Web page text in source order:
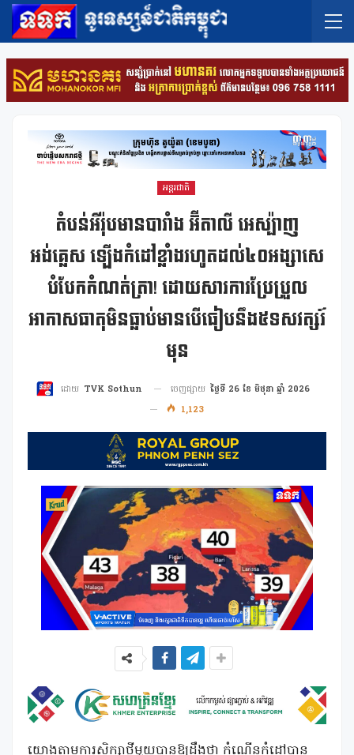
អន្តរជាតិ
តំបន់អឺរ៉ុបមានបារាំង អ៊ីតាលី អេស្ប៉ាញ
អង់គ្លេស ឡើងកំដៅខ្លាំងរហូតដល់៤០អង្សាសេ
បំបែកកំណត់ត្រា! ដោយសារការប្រែប្រួល
អាកាសធាតុមិនធ្លាប់មានបើធៀបនឹង៥ទសវត្សរ៍
មុន
ដោយ TVK Sothun ចេញផ្សាយ ថ្ងៃទី 26 ខែ មិថុនា ឆ្នាំ 2026
1,123
យោងតាមការសិក្សាថ្មីមួយបានឱ្យដឹងថា កំណើនកំដៅបាន